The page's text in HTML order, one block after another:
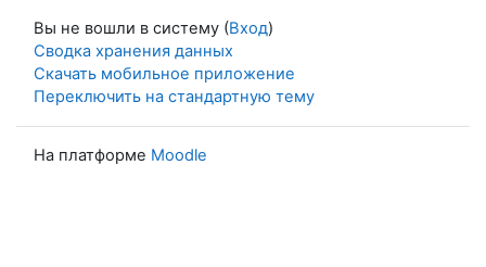
Вы не вошли в систему (Вход)
Сводка хранения данных
Скачать мобильное приложение
Переключить на стандартную тему
На платформе Moodle